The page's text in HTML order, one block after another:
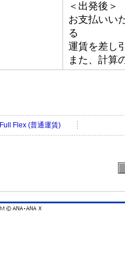
＜出発後＞
お支払いい
る
運賃を差し
また、計算
Full Flex (普通運賃)